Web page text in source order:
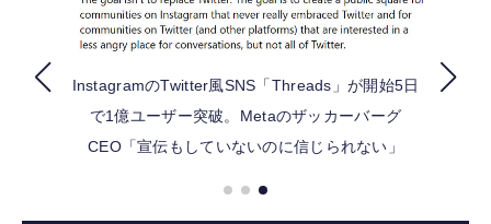
公式ストア
FOLLOW US
InstagramのTwitter風SNS「Threads」が開始5日
で1億ユーザー突破。Metaのザッカーバーグ
CEO「宣伝もしていないのに信じられない」